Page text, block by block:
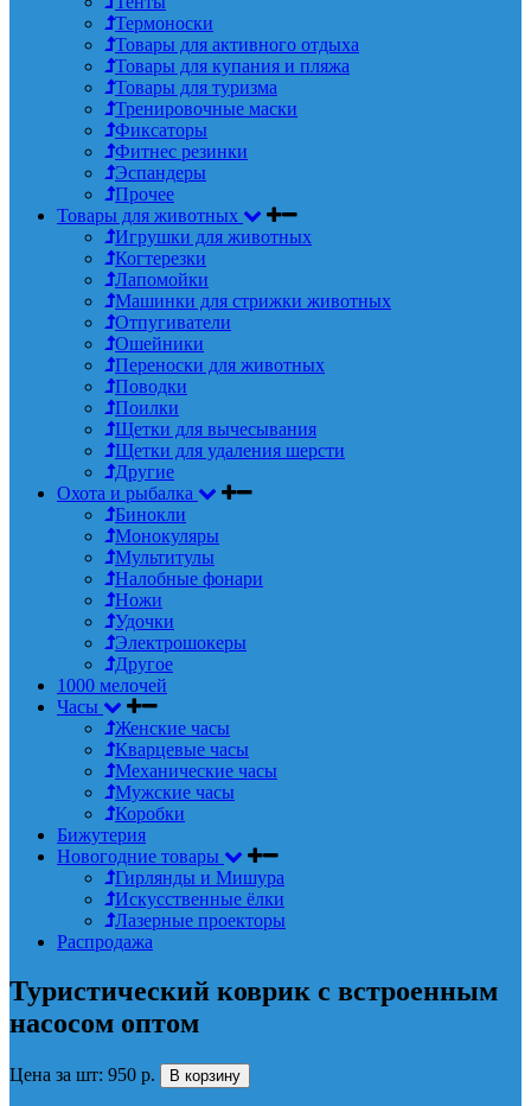
Термоноски
Товары для активного отдыха
Товары для купания и пляжа
Товары для туризма
Тренировочные маски
Фиксаторы
Фитнес резинки
Эспандеры
Прочее
Товары для животных
Игрушки для животных
Когтерезки
Лапомойки
Машинки для стрижки животных
Отпугиватели
Ошейники
Переноски для животных
Поводки
Поилки
Щетки для вычесывания
Щетки для удаления шерсти
Другие
Охота и рыбалка
Бинокли
Монокуляры
Мультитулы
Налобные фонари
Ножи
Удочки
Электрошокеры
Другое
1000 мелочей
Часы
Женские часы
Кварцевые часы
Механические часы
Мужские часы
Коробки
Бижутерия
Новогодние товары
Гирлянды и Мишура
Искусственные ёлки
Лазерные проекторы
Распродажа
Туристический коврик с встроенным
насосом оптом
Цена за шт: 950 р. В корзину